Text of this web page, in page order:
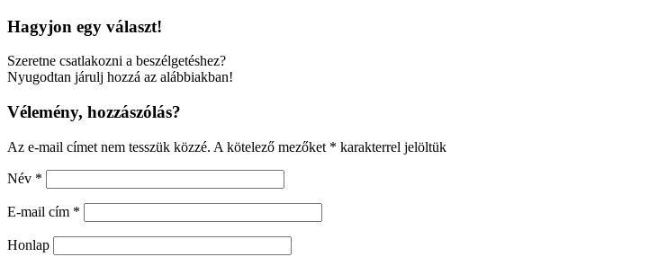
Hagyjon egy választ!
Szeretne csatlakozni a beszélgetéshez?
Nyugodtan járulj hozzá az alábbiakban!
Vélemény, hozzászólás?
Az e-mail címet nem tesszük közzé. A kötelező mezőket * karakterrel jelöltük
Név *
E-mail cím *
Honlap